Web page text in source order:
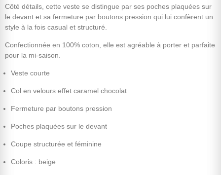
Côté détails, cette veste se distingue par ses poches plaquées sur
le devant et sa fermeture par boutons pression qui lui confèrent un
style à la fois casual et structuré.
Confectionnée en 100% coton, elle est agréable à porter et parfaite
pour la mi-saison.
Veste courte
Col en velours effet caramel chocolat
Fermeture par boutons pression
Poches plaquées sur le devant
Coupe structurée et féminine
Coloris : beige